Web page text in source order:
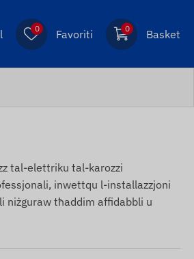
0 Favoriti 0 Basket
tal-elettriku tal-karozzi
inwettqu l-installazzjoni
tħaddim affidabbli u